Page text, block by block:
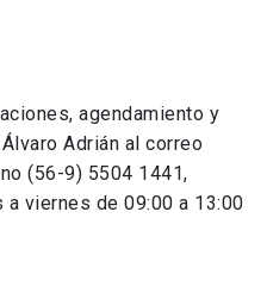
agendamiento y
Adrián al correo
(56-9) 5504 1441,
viernes de 09:00 a 13:00